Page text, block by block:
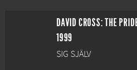
DAVID CROSS: THE
1999
SIG SJÄLV